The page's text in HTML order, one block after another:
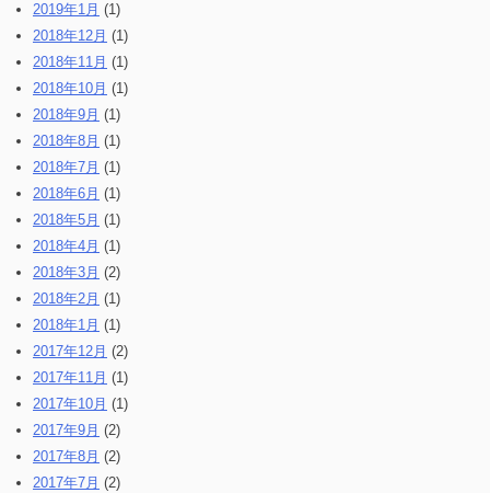
2019年1月 (1)
2018年12月 (1)
2018年11月 (1)
2018年10月 (1)
2018年9月 (1)
2018年8月 (1)
2018年7月 (1)
2018年6月 (1)
2018年5月 (1)
2018年4月 (1)
2018年3月 (2)
2018年2月 (1)
2018年1月 (1)
2017年12月 (2)
2017年11月 (1)
2017年10月 (1)
2017年9月 (2)
2017年8月 (2)
2017年7月 (2)